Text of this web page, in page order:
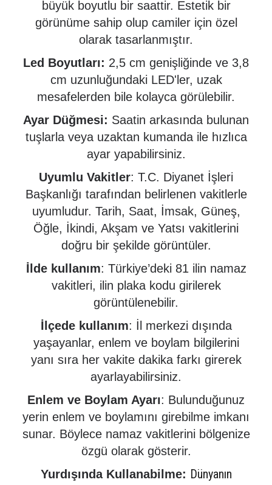
büyük boyutlu bir saattir. Estetik bir
görünüme sahip olup camiler için özel
olarak tasarlanmıştır.
Led Boyutları: 2,5 cm genişliğinde ve 3,8
cm uzunluğundaki LED'ler, uzak
mesafelerden bile kolayca görülebilir.
Ayar Düğmesi: Saatin arkasında bulunan
tuşlarla veya uzaktan kumanda ile hızlıca
ayar yapabilirsiniz.
Uyumlu Vakitler: T.C. Diyanet İşleri
Başkanlığı tarafından belirlenen vakitlerle
uyumludur. Tarih, Saat, İmsak, Güneş,
Öğle, İkindi, Akşam ve Yatsı vakitlerini
doğru bir şekilde görüntüler.
İlde kullanım: Türkiye’deki 81 ilin namaz
vakitleri, ilin plaka kodu girilerek
görüntülenebilir.
İlçede kullanım: İl merkezi dışında
yaşayanlar, enlem ve boylam bilgilerini
yanı sıra her vakite dakika farkı girerek
ayarlayabilirsiniz.
Enlem ve Boylam Ayarı: Bulunduğunuz
yerin enlem ve boylamını girebilme imkanı
sunar. Böylece namaz vakitlerini bölgenize
özgü olarak gösterir.
Yurdışında Kullanabilme: Dünyanın